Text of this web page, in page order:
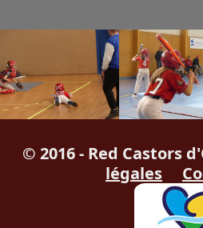
© 2016 - Red Castors
légales